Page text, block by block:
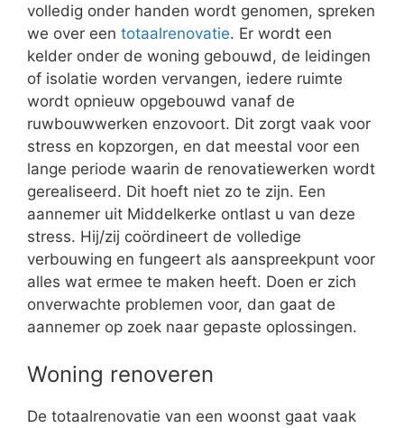
volledig onder handen wordt genomen, spreken
we over een totaalrenovatie. Er wordt een
kelder onder de woning gebouwd, de leidingen
of isolatie worden vervangen, iedere ruimte
wordt opnieuw opgebouwd vanaf de
ruwbouwwerken enzovoort. Dit zorgt vaak voor
stress en kopzorgen, en dat meestal voor een
lange periode waarin de renovatiewerken wordt
gerealiseerd. Dit hoeft niet zo te zijn. Een
aannemer uit Middelkerke ontlast u van deze
stress. Hij/zij coördineert de volledige
verbouwing en fungeert als aanspreekpunt voor
alles wat ermee te maken heeft. Doen er zich
onverwachte problemen voor, dan gaat de
aannemer op zoek naar gepaste oplossingen.
Woning renoveren
De totaalrenovatie van een woonst gaat vaak